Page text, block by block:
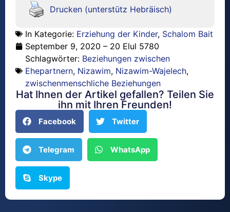
Drucken (unterstütz Hebräisch)
In Kategorie: Erziehung der Kinder, Schalom Bait
September 9, 2020 – 20 Elul 5780
Schlagwörter: Beziehungen zwischen
Ehepartnern, Nizawim, Nizawim-Wajelech,
zwischenmenschliche Beziehungen
Hat Ihnen der Artikel gefallen? Teilen Sie
ihn mit Ihren Freunden!
Facebook Twitter
Telegram WhatsApp
Skype